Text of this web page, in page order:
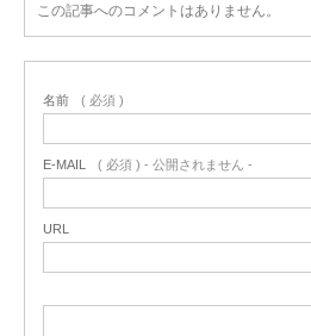
この記事へのコメントはありません。
名前 ( 必須 )
E-MAIL ( 必須 ) - 公開されません -
URL